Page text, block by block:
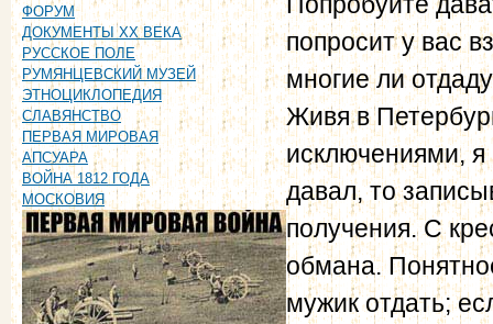
ФОРУМ
ДОКУМЕНТЫ XX ВЕКА
РУССКОЕ ПОЛЕ
РУМЯНЦЕВСКИЙ МУЗЕЙ
ЭТНОЦИКЛОПЕДИЯ
СЛАВЯНСТВО
ПЕРВАЯ МИРОВАЯ
АПСУАРА
ВОЙНА 1812 ГОДА
МОСКОВИЯ
попросит у вас
многие ли
Живя в
исключениями,
давал, то
получения. С
обмана.
мужик отдать;